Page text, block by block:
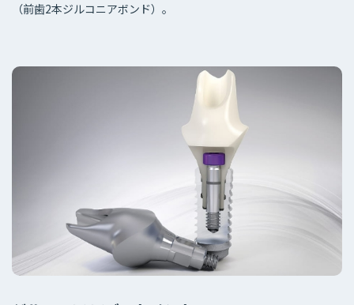
（前歯2本ジルコニアボンド）。